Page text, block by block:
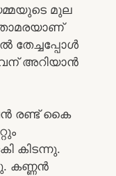
മുല
തേച്ചപ്പോൾ
അറിയാൻ
രണ്ട് കൈ
കിടന്നു.
കണ്ണൻ